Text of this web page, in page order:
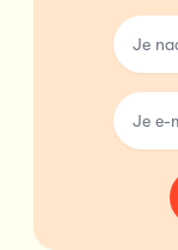
name
email